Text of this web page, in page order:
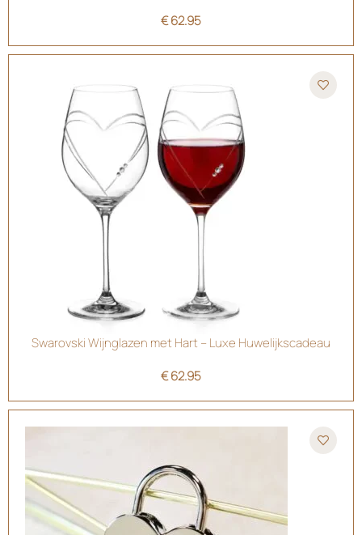
€62.95
Swarovski Wijnglazen met Hart – Luxe Huwelijkscadeau
€62.95